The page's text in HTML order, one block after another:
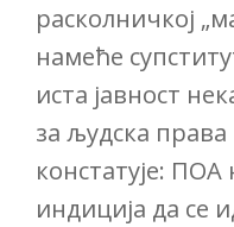
расколничкој
намеће
иста јавност
за људска
констатује:
индиција да се